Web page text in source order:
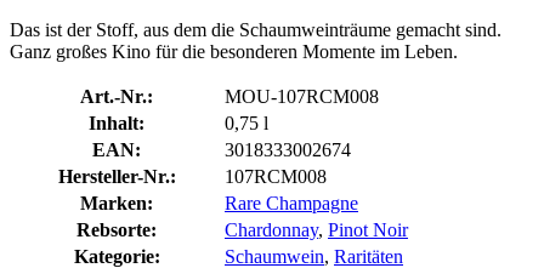
Das ist der Stoff, aus dem die Schaumweinträume gemacht sind.
Ganz großes Kino für die besonderen Momente im Leben.
Art.-Nr.:
MOU-107RCM008
Inhalt:
0,75 l
EAN:
3018333002674
Hersteller-Nr.:
107RCM008
Marken:
Rare Champagne
Rebsorte:
Chardonnay, Pinot Noir
Kategorie:
Schaumwein, Raritäten